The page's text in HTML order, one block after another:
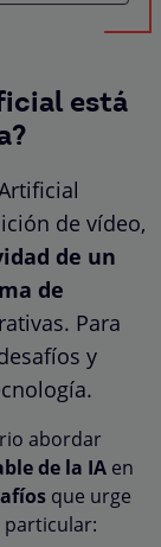
está
de vídeo,
de un
de
Para
y
abordar
de la IA en
que urge
particular: